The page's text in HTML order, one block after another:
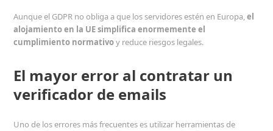
Aunque el GDPR no obliga a que los servidores estén en Europa,el
alojamiento en la UE simplifica enormemente el
cumplimiento normativoy reduce riesgos legales.
El mayor error al contratar un
verificador de emails
Uno de los errores más frecuentes es utilizar herramientas de